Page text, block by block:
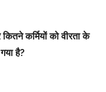
कर्मियों को वीरता के
है?